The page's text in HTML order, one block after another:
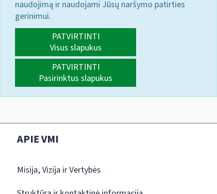
naudojimą ir naudojami Jūsų naršymo patirties
gerinimui.
PATVIRTINTI
Visus slapukus
PATVIRTINTI
Pasirinktus slapukus
APIE VMI
Misija, Vizija ir Vertybės